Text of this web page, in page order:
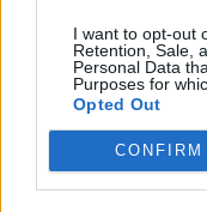
I want to opt-out
Retention, Sale,
Personal Data
Purposes for
Opted Out
CONFIRM